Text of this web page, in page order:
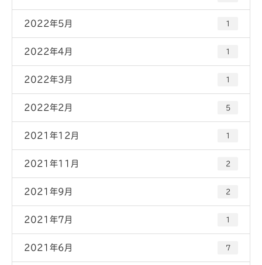
2022年5月 1
2022年4月 1
2022年3月 1
2022年2月 5
2021年12月 1
2021年11月 2
2021年9月 2
2021年7月 1
2021年6月 7